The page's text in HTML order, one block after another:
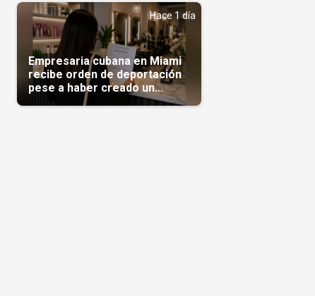
Hace 1 día
Empresaria cubana en Miami
recibe orden de deportación
pese a haber creado un